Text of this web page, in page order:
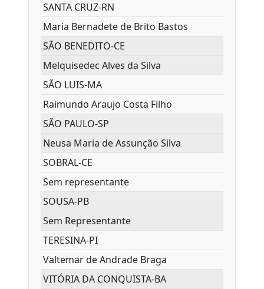
SANTA CRUZ-RN
Maria Bernadete de Brito Bastos
SÃO BENEDITO-CE
Melquisedec Alves da Silva
SÃO LUIS-MA
Raimundo Araujo Costa Filho
SÃO PAULO-SP
Neusa Maria de Assunção Silva
SOBRAL-CE
Sem representante
SOUSA-PB
Sem Representante
TERESINA-PI
Valtemar de Andrade Braga
VITÓRIA DA CONQUISTA-BA